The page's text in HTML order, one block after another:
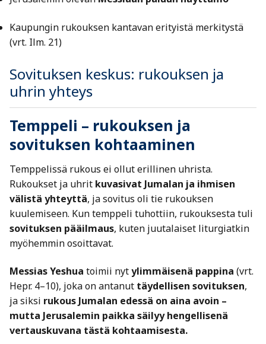
Kaupungin rukouksen kantavan erityistä merkitystä
(vrt. Ilm. 21)
Sovituksen keskus: rukouksen ja
uhrin yhteys
Temppeli – rukouksen ja
sovituksen kohtaaminen
Temppelissä rukous ei ollut erillinen uhrista.
Rukoukset ja uhrit kuvasivat Jumalan ja ihmisen
välistä yhteyttä, ja sovitus oli tie rukouksen
kuulemiseen. Kun temppeli tuhottiin, rukouksesta tuli
sovituksen pääilmaus, kuten juutalaiset liturgiatkin
myöhemmin osoittavat.
Messias Yeshua toimii nytylimmäisenä pappina (vrt.
Hepr. 4–10), joka on antanut täydellisen sovituksen,
ja siksi rukous Jumalan edessä on aina avoin –
mutta Jerusalemin paikka säilyy hengellisenä
vertauskuvana tästä kohtaamisesta.